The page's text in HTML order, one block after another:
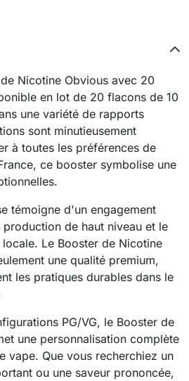
Nicotine Obvious avec 20
en lot de 20 flacons de 10
une variété de rapports
sont minutieusement
à toutes les préférences de
ce booster symbolise une
témoigne d'un engagement
de haut niveau et le
Le Booster de Nicotine
une qualité premium,
les pratiques durables dans le
PG/VG, le Booster de
une personnalisation complète
vape. Que vous recherchiez un
ou une saveur prononcée,